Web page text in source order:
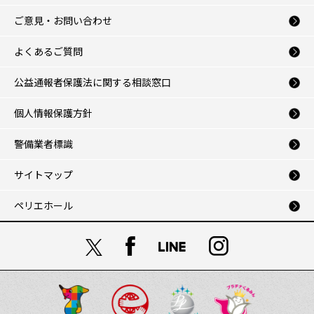
ご意見・お問い合わせ
よくあるご質問
公益通報者保護法に関する相談窓口
個人情報保護方針
警備業者標識
サイトマップ
ペリエホール